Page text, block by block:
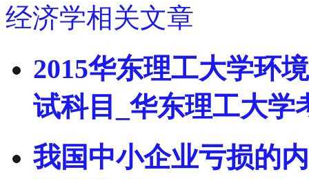
经济学相关文章
2015华东理工大学环
试科目_华东理工大学
我国中小企业亏损的